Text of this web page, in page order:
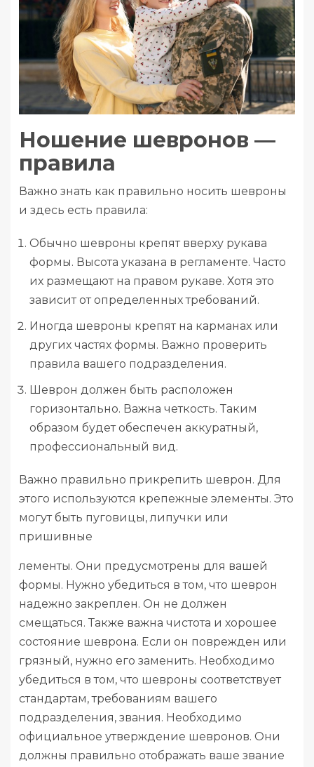
Ношение шевронов —
правила
Важно знать как правильно носить шевроны
и здесь есть правила:
Обычно шевроны крепят вверху рукава
формы. Высота указана в регламенте. Часто
их размещают на правом рукаве. Хотя это
зависит от определенных требований.
Иногда шевроны крепят на карманах или
других частях формы. Важно проверить
правила вашего подразделения.
Шеврон должен быть расположен
горизонтально. Важна четкость. Таким
образом будет обеспечен аккуратный,
профессиональный вид.
Важно правильно прикрепить шеврон. Для
этого используются крепежные элементы. Это
могут быть пуговицы, липучки или
пришивные
лементы. Они предусмотрены для вашей
формы. Нужно убедиться в том, что шеврон
надежно закреплен. Он не должен
смещаться. Также важна чистота и хорошее
состояние шеврона. Если он поврежден или
грязный, нужно его заменить. Необходимо
убедиться в том, что шевроны соответствует
стандартам, требованиям вашего
подразделения, звания. Необходимо
официальное утверждение шевронов. Они
должны правильно отображать ваше звание